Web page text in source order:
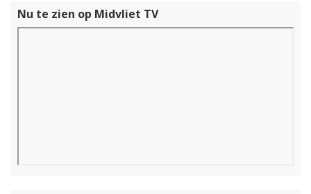
Nu te zien op Midvliet TV